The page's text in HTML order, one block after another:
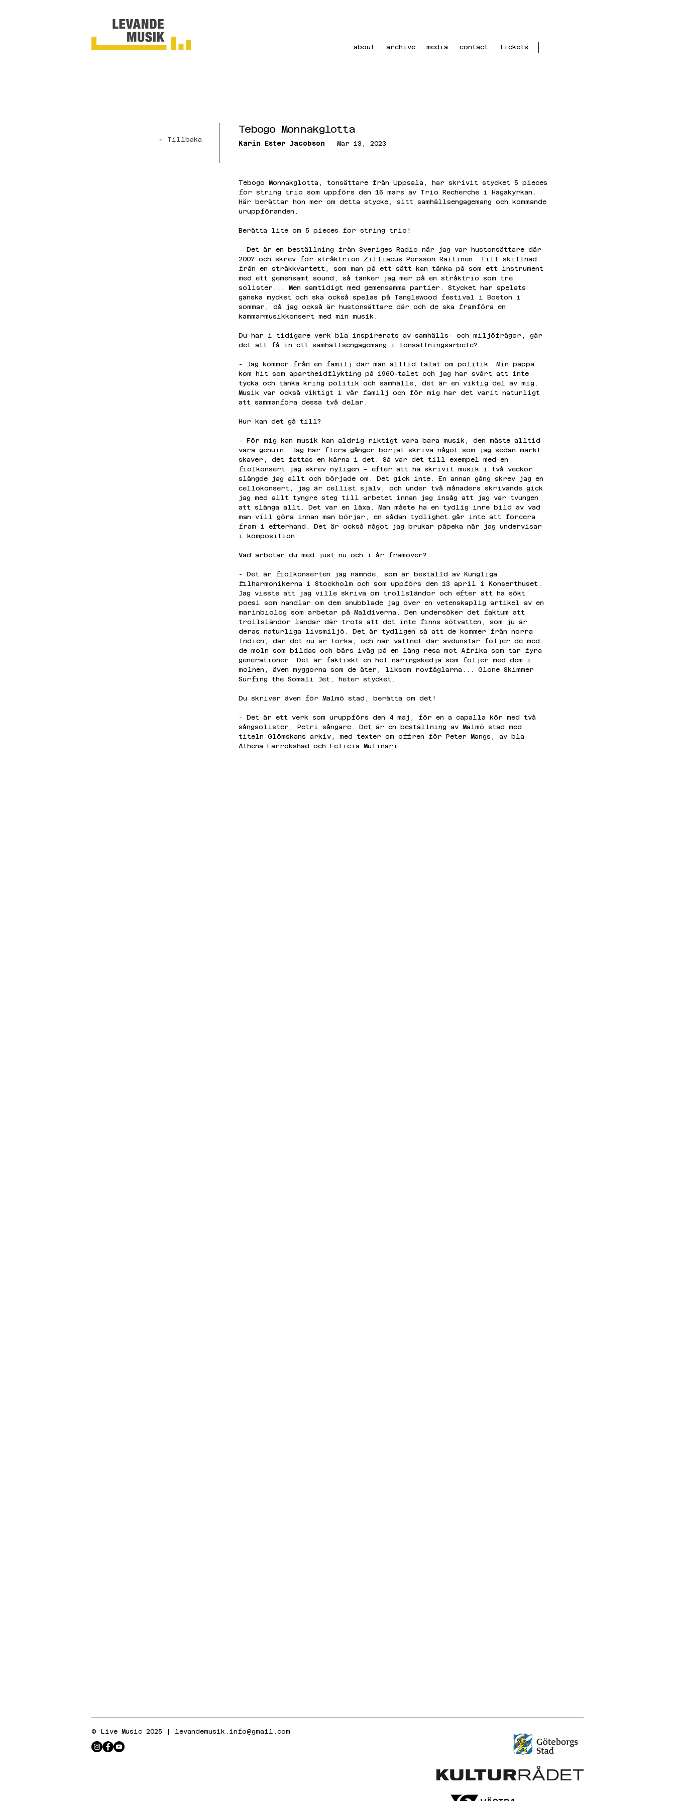
about archive media contact tickets
← Tillbaka
Tebogo Monnakglotta
Karin Ester Jacobson Mar 13, 2023
Tebogo Monnakglotta, tonsättare från Uppsala, har skrivit stycket 5 pieces
for string trio som uppförs den 16 mars av Trio Recherche i Hagakyrkan.
Här berättar hon mer om detta stycke, sitt samhällsengagemang och kommande
uruppföranden.
Berätta lite om 5 pieces for string trio!
- Det är en beställning från Sveriges Radio när jag var hustonsättare där
2007 och skrev för stråktrion Zilliacus Persson Raitinen. Till skillnad
från en stråkkvartett, som man på ett sätt kan tänka på som ett instrument
med ett gemensamt sound, så tänker jag mer på en stråktrio som tre
solister... Men samtidigt med gemensamma partier. Stycket har spelats
ganska mycket och ska också spelas på Tanglewood festival i Boston i
sommar, då jag också är hustonsättare där och de ska framföra en
kammarmusikkonsert med min musik.
Du har i tidigare verk bla inspirerats av samhälls- och miljöfrågor, går
det att få in ett samhällsengagemang i tonsättningsarbete?
- Jag kommer från en familj där man alltid talat om politik. Min pappa
kom hit som apartheidflykting på 1960-talet och jag har svårt att inte
tycka och tänka kring politik och samhälle, det är en viktig del av mig.
Musik var också viktigt i vår familj och för mig har det varit naturligt
att sammanföra dessa två delar.
Hur kan det gå till?
- För mig kan musik kan aldrig riktigt vara bara musik, den måste alltid
vara genuin. Jag har flera gånger börjat skriva något som jag sedan märkt
skaver, det fattas en kärna i det. Så var det till exempel med en
fiolkonsert jag skrev nyligen – efter att ha skrivit musik i två veckor
slängde jag allt och började om. Det gick inte. En annan gång skrev jag en
cellokonsert, jag är cellist själv, och under två månaders skrivande gick
jag med allt tyngre steg till arbetet innan jag insåg att jag var tvungen
att slänga allt. Det var en läxa. Man måste ha en tydlig inre bild av vad
man vill göra innan man börjar, en sådan tydlighet går inte att forcera
fram i efterhand. Det är också något jag brukar påpeka när jag undervisar
i komposition.
Vad arbetar du med just nu och i år framöver?
- Det är fiolkonserten jag nämnde, som är beställd av Kungliga
filharmonikerna i Stockholm och som uppförs den 13 april i Konserthuset.
Jag visste att jag ville skriva om trollsländor och efter att ha sökt
poesi som handlar om dem snubblade jag över en vetenskaplig artikel av en
marinbiolog som arbetar på Maldiverna. Den undersöker det faktum att
trollsländor landar där trots att det inte finns sötvatten, som ju är
deras naturliga livsmiljö. Det är tydligen så att de kommer från norra
Indien, där det nu är torka, och när vattnet där avdunstar följer de med
de moln som bildas och bärs iväg på en lång resa mot Afrika som tar fyra
generationer. Det är faktiskt en hel näringskedja som följer med dem i
molnen, även myggorna som de äter, liksom rovfåglarna... Glone Skimmer
Surfing the Somali Jet, heter stycket.
Du skriver även för Malmö stad, berätta om det!
- Det är ett verk som uruppförs den 4 maj, för en a capalla kör med två
sångsolister, Petri sångare. Det är en beställning av Malmö stad med
titeln Glömskans arkiv, med texter om offren för Peter Mangs, av bla
Athena Farrokshad och Felicia Mulinari.
© Live Music 2025 | levandemusik.info@gmail.com